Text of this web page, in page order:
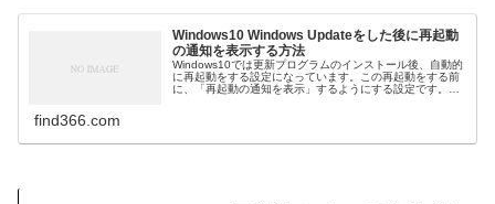
Windows10 Windows Updateをした後に再起動
の通知を表示する方法
Windows10では更新プログラムのインストール後、自動的
に再起動をする設定になっています。この再起動をする前
に、「再起動の通知を表示」するようにする設定です。
find366.com